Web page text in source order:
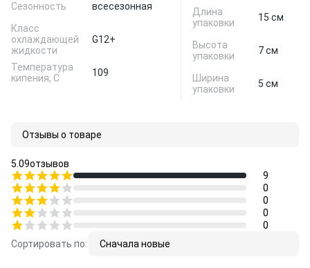
Сезонность
всесезонная
Класс
охлаждающей
жидкости
G12+
Температура
кипения, С
109
Длина
упаковки
15 см
Высота
упаковки
7 см
Ширина
упаковки
5 см
Отзывы о товаре
5.09отзывов
9
0
0
0
0
Сортировать по:
Сначала новые